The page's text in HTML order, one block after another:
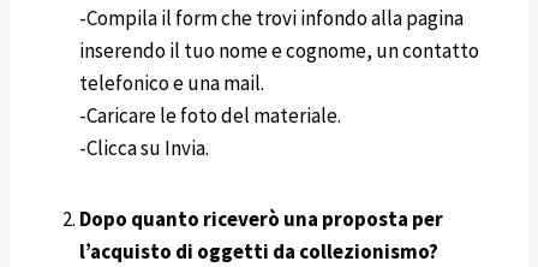
-Compila il form che trovi infondo alla pagina
inserendo il tuo nome e cognome, un contatto
telefonico e una mail.
-Caricare le foto del materiale.
-Clicca su Invia.
Dopo quanto riceverò una proposta per
l’acquisto di oggetti da collezionismo?